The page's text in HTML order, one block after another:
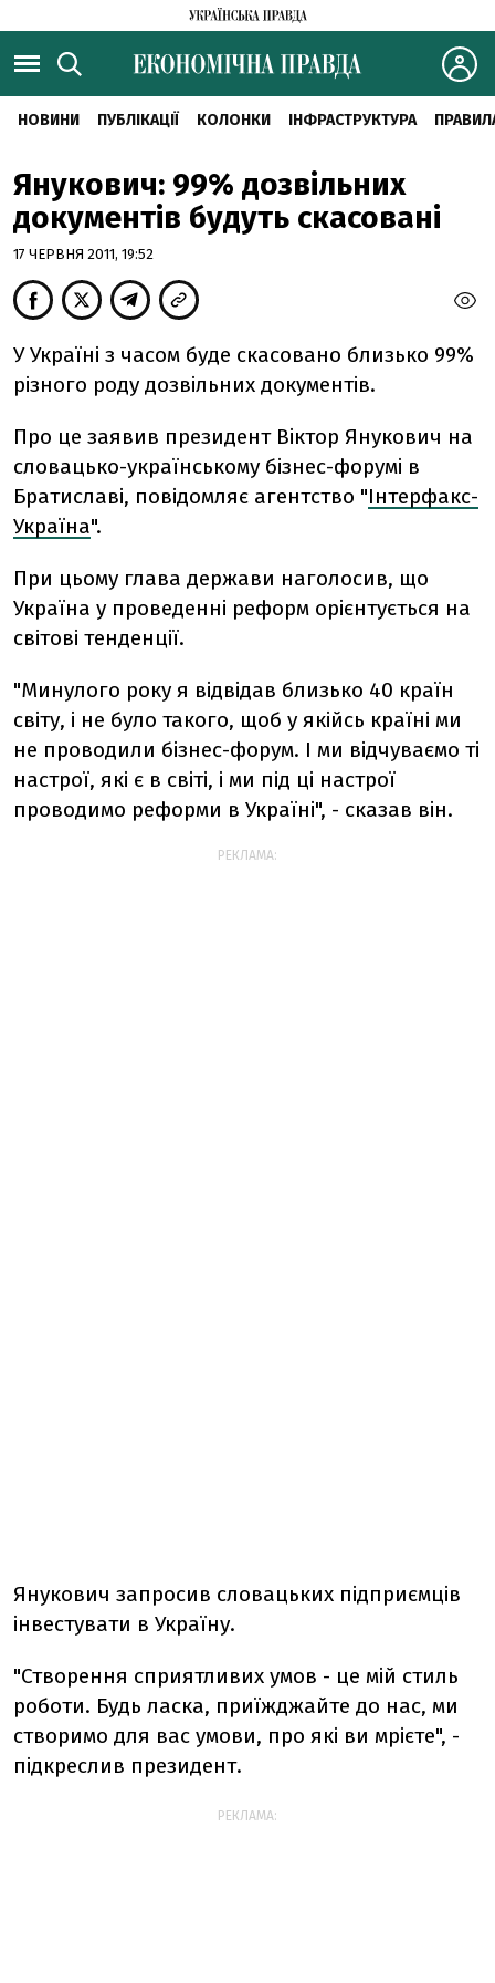
НОВИНИ ПУБЛІКАЦІЇ КОЛОНКИ ІНФРАСТРУКТУРА
Янукович: 99% дозвільних
документів будуть скасовані
17 ЧЕРВНЯ 2011, 19:52
У Україні з часом буде скасовано близько 99%
різного роду дозвільних документів.
Про це заявив президент Віктор Янукович на
словацько-українському бізнес-форумі в
Братиславі, повідомляє агентство "Інтерфакс-
Україна".
При цьому глава держави наголосив, що
Україна у проведенні реформ орієнтується на
світові тенденції.
"Минулого року я відвідав близько 40 країн
світу, і не було такого, щоб у якійсь країні ми
не проводили бізнес-форум. І ми відчуваємо ті
настрої, які є в світі, і ми під ці настрої
проводимо реформи в Україні", - сказав він.
РЕКЛАМА:
Янукович запросив словацьких підприємців
інвестувати в Україну.
"Створення сприятливих умов - це мій стиль
роботи. Будь ласка, приїжджайте до нас, ми
створимо для вас умови, про які ви мрієте", -
підкреслив президент.
РЕКЛАМА: